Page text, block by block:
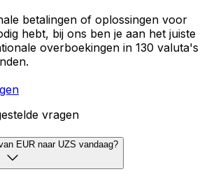
betalingen of oplossingen voor
hebt, bij ons ben je aan het juiste
overboekingen in 130 valuta's
vragen
EUR naar UZS vandaag?